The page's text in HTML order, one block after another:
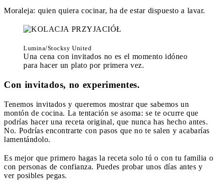
Moraleja: quien quiera cocinar, ha de estar dispuesto a lavar.
Lumina/Stocksy United
Una cena con invitados no es el momento idóneo
para hacer un plato por primera vez.
Con invitados, no experimentes.
Tenemos invitados y queremos mostrar que sabemos un
montón de cocina. La tentación se asoma: se te ocurre que
podrías hacer una receta original, que nunca has hecho antes.
No. Podrías encontrarte con pasos que no te salen y acabarías
lamentándolo.
Es mejor que primero hagas la receta solo tú o con tu familia o
con personas de confianza. Puedes probar unos días antes y
ver posibles pegas.